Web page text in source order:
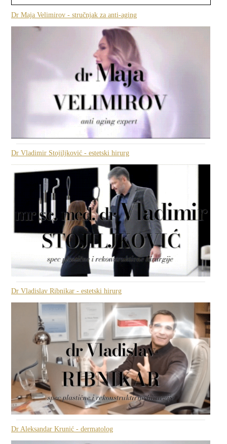
Dr Maja Velimirov - stručnjak za anti-aging
Dr Vladimir Stojiljković - estetski hirurg
Dr Vladislav Ribnikar - estetski hirurg
Dr Aleksandar Krunić - dermatolog